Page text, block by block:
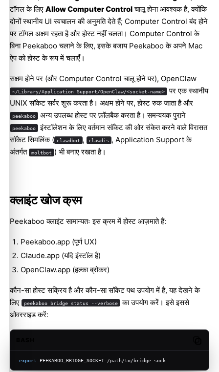
टॉगल के लिए Allow Computer Controlचालू होना आवश्यक है, क्योंकि
दोनों स्थानीय UI स्वचालन की अनुमति देते हैं; Computer Control बंद होने
पर टॉगल अक्षम रहता है और होस्ट नहीं चलता। Computer Control के
बिना Peekaboo चलाने के लिए, इसके बजाय Peekaboo के अपने Mac
ऐप को होस्ट के रूप में चलाएँ।
सक्षम होने पर (और Computer Control चालू होने पर), OpenClaw
~/Library/Application Support/OpenClaw/<socket-name> पर एक स्थानीय
UNIX सॉकेट सर्वर शुरू करता है। अक्षम होने पर, होस्ट रुक जाता है और
peekaboo अन्य उपलब्ध होस्ट पर फ़ॉलबैक करता है। समन्वयक पुराने
peekaboo इंस्टॉलेशन के लिए वर्तमान सॉकेट की ओर संकेत करने वाले विरासत
सॉकेट सिमलिंक ( clawdbot , clawdis , Application Support के
अंतर्गत
moltbot ) भी बनाए रखता है।
क्लाइंट खोज क्रम
Peekaboo क्लाइंट सामान्यतः इस क्रम में होस्ट आज़माते हैं:
Peekaboo.app (पूर्ण UX)
Claude.app (यदि इंस्टॉल है)
OpenClaw.app (हल्का ब्रोकर)
कौन-सा होस्ट सक्रिय है और कौन-सा सॉकेट पथ उपयोग में है, यह देखने के
लिए
peekaboo bridge status --verbose का उपयोग करें। इसे इससे
ओवरराइड करें:
export PEEKABOO_BRIDGE_SOCKET=/path/to/bridge.sock